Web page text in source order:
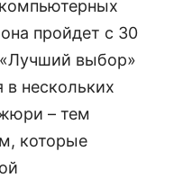
пройдет с 30
выбор»
нескольких
– тем
которые